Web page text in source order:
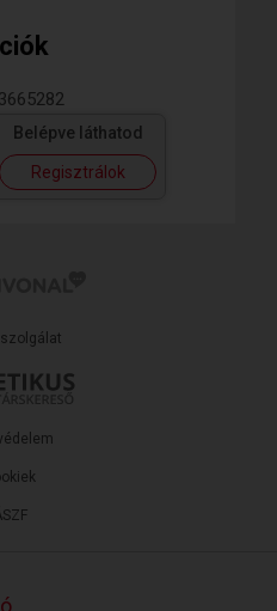
3665282
Belépve láthatod
Regisztrálok